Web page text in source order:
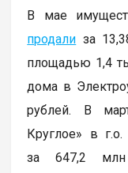
В мае
продали за
площадью 1,4
дома в
рублей. В
Круглое» в
за 647,2